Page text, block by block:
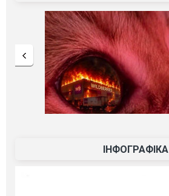
ІНФОГРАФІКА